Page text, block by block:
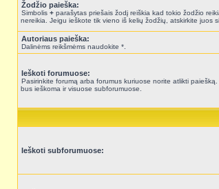
Žodžio paieška:
Simbolis + parašytas priešais žodį reiškia kad tokio žodžio
nereikia. Jeigu ieškote tik vieno iš kelių žodžių, atskirkite juos
Autoriaus paieška:
Dalinėms reikšmėms naudokite *.
Ieškoti forumuose:
Pasirinkite forumą arba forumus kuriuose norite atlikti
bus ieškoma ir visuose subforumuose.
Ieškoti subforumuose: